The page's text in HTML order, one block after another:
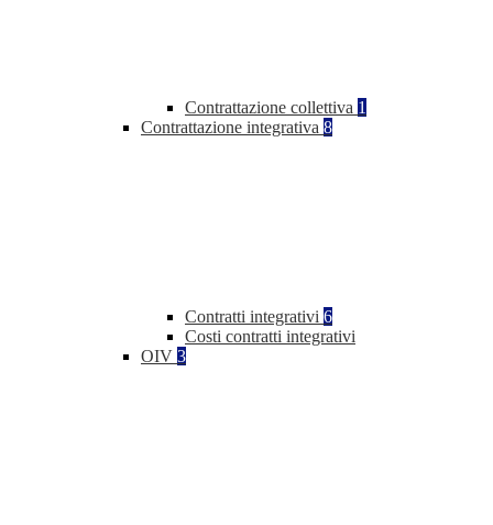
Contrattazione collettiva 1
Contrattazione integrativa 8
Contratti integrativi 6
Costi contratti integrativi
OIV 3